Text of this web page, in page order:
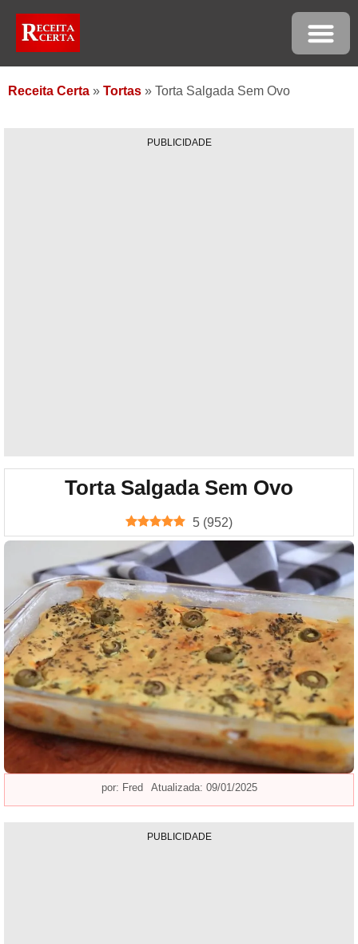
Receita Certa » Tortas » Torta Salgada Sem Ovo
PUBLICIDADE
Torta Salgada Sem Ovo
5 (952)
por: Fred Atualizada: 09/01/2025
PUBLICIDADE